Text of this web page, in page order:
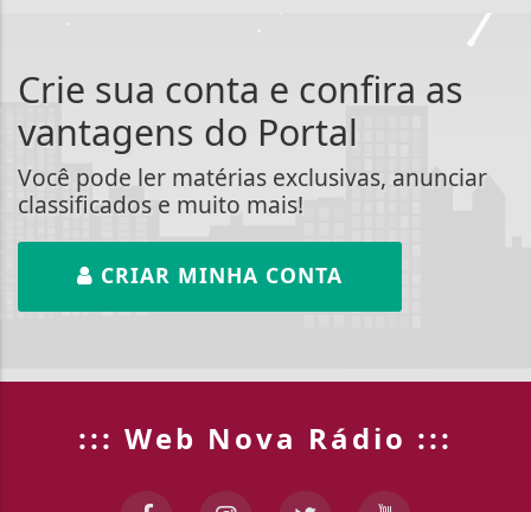
Crie sua conta e confira as
vantagens do Portal
Você pode ler matérias exclusivas, anunciar
classificados e muito mais!
CRIAR MINHA CONTA
::: Web Nova Rádio :::